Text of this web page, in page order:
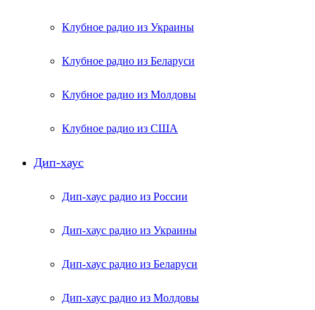
Клубное радио из Украины
Клубное радио из Беларуси
Клубное радио из Молдовы
Клубное радио из США
Дип-хаус
Дип-хаус радио из России
Дип-хаус радио из Украины
Дип-хаус радио из Беларуси
Дип-хаус радио из Молдовы